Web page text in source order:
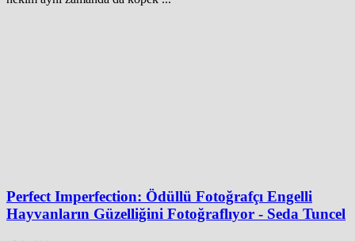
Perfect Imperfection: Ödüllü Fotoğrafçı Engelli
Hayvanların Güzelliğini Fotoğraflıyor - Seda Tuncel